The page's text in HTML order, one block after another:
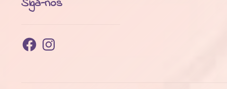
Siga-nos
FacebookInstagram